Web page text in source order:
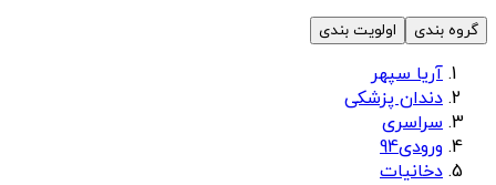
گروه بندی اولویت بندی
آریا سپهر
دندان پزشکی
سراسری
ورودی94
دخانیات